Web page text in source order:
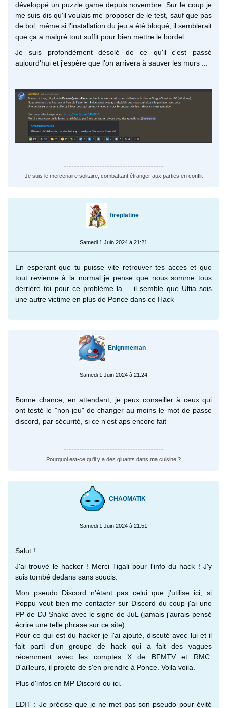
développé un puzzle game depuis novembre. Sur le coup je
me suis dis qu'il voulais me proposer de le test, sauf que pas
de bol, même si l'installation du jeu a été bloqué, il semblerait
que ça a malgré tout suffit pour bien mettre le bordel ... .
Je suis profondément désolé de ce qu'il c'est passé
aujourd'hui et j'espère que l'on arrivera à sauver les murs ...
Je suis le mercenaire solitaire, combattant étranger aux parties en conflit
fireplatine
Samedi 1 Juin 2024 à 21:21
En esperant que tu puisse vite retrouver tes acces et que
tout revienne à la normal je pense que nous somme tous
derrière toi pour ce probléme la . il semble que Ultia sois
une autre victime en plus de Ponce dans ce Hack
Enignmeman
Samedi 1 Juin 2024 à 21:24
Bonne chance, en attendant, je peux conseiller à ceux qui
ont testé le "non-jeu" de changer au moins le mot de passe
discord, par sécurité, si ce n'est aps encore fait
Pourquoi est-ce qu'il y a des gluants dans ma cuisine!?
CHAOMATiK
Samedi 1 Juin 2024 à 21:51
Salut !
J'ai trouvé le hacker ! Merci Tigali pour l'info du hack ! J'y
suis tombé dedans sans soucis.
Mon pseudo Discord n'étant pas celui que j'utilise ici, si
Poppu veut bien me contacter sur Discord du coup j'ai une
PP de DJ Snake avec le signe de JuL (jamais j'aurais pensé
écrire une telle phrase sur ce site).
Pour ce qui est du hacker je l'ai ajouté, discuté avec lui et il
fait parti d'un groupe de hack qui a fait des vagues
récemment avec les comptes X de BFMTV et RMC.
D'ailleurs, il projète de s'en prendre à Ponce. Voila voila.
Plus d'infos en MP Discord ou ici.
EDIT : Je précise que je ne met pas son pseudo pour évité